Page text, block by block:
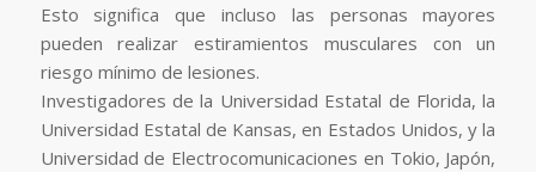
Esto significa que incluso las personas mayores
pueden realizar estiramientos musculares con un
riesgo mínimo de lesiones.
Investigadores de la Universidad Estatal de Florida, la
Universidad Estatal de Kansas, en Estados Unidos, y la
Universidad de Electrocomunicaciones en Tokio, Japón,